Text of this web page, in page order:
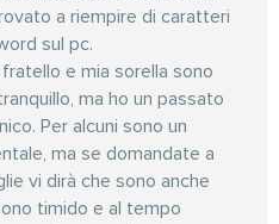
a riempire di caratteri
sul pc.
fratello e mia sorella sono
ma ho un passato
Per alcuni sono un
ma se domandate a
vi dirà che sono anche
timido e al tempo